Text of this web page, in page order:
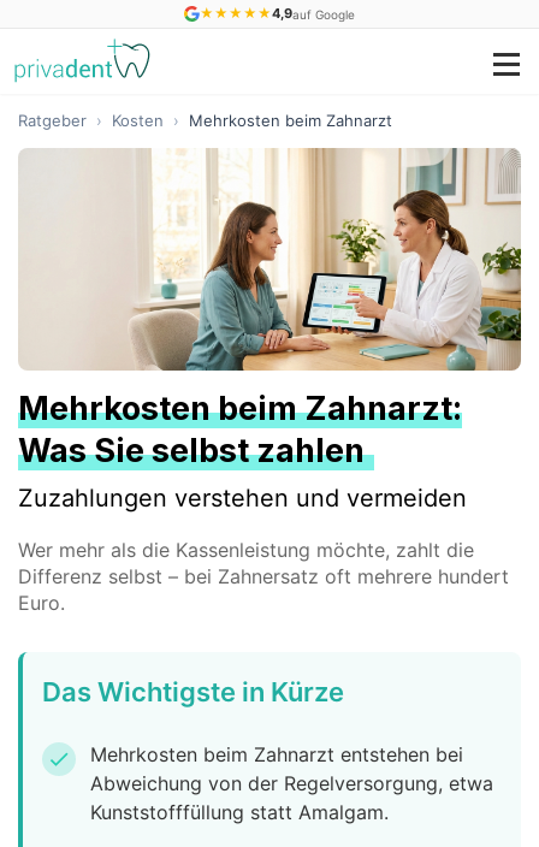
★ ★ ★ ★ ★4,9auf Google
Ratgeber › Kosten › Mehrkosten beim Zahnarzt
Mehrkosten beim Zahnarzt:
Was Sie selbst zahlen
Zuzahlungen verstehen und vermeiden
Wer mehr als die Kassenleistung möchte, zahlt die
Differenz selbst – bei Zahnersatz oft mehrere hundert
Euro.
Das Wichtigste in Kürze
check
Mehrkosten beim Zahnarzt entstehen bei
Abweichung von der Regelversorgung, etwa
Kunststofffüllung statt Amalgam.